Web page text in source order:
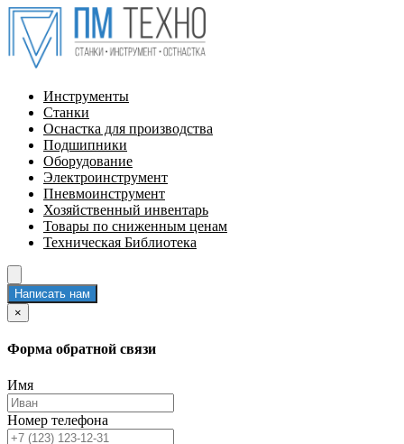
Инструменты
Станки
Оснастка для производства
Подшипники
Оборудование
Электроинструмент
Пневмоинструмент
Хозяйственный инвентарь
Товары по сниженным ценам
Техническая Библиотека
Написать нам
×
Форма обратной связи
Имя
Номер телефона